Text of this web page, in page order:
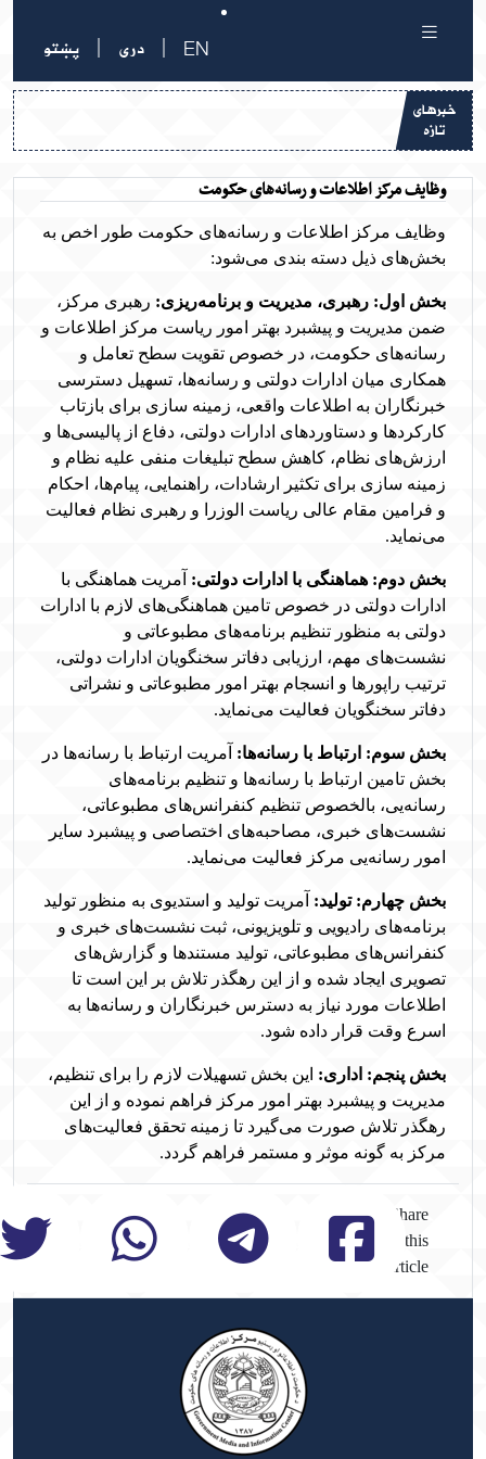
| دری | پښتو
خبرهای
وظایف مرکز اطلاعات و رسانه‌های حکومت
وظایف مرکز اطلاعات و رسانه‌های حکومت طور اخص به
بخش‌های ذیل دسته بندی می‌شود:
بخش اول: رهبری، مدیریت و برنامه‌ریزی:رهبری مرکز،
ضمن مدیریت و پیشبرد بهتر امور ریاست مرکز اطلاعات و
رسانه‌های حکومت،در خصوص تقویت سطح تعامل و
همکاری میان ادارات دولتی و رسانه‌ها، تسهیل دسترسی
خبرنگاران به اطلاعات واقعی، زمینه سازی برای بازتاب
کارکردها و دستاوردهای ادارات دولتی، دفاع از پالیسیها و
ارزش‌های نظام، کاهش سطح تبلیغات منفی علیه نظام و
زمینه سازی برای تکثیر ارشادات، راهنمایی، پیام‌ها، احکام
و فرامین مقام عالی ریاست الوزرا و رهبری نظام فعالیت
می‌نماید.
بخش دوم: هماهنگی با ادارات دولتی:آمریت هماهنگی با
ادارات دولتی در خصوص تامین هماهنگی‌های لازم با ادارات
دولتی به منظور تنظیم برنامه‌های مطبوعاتی و
نشست‌های مهم، ارزیابی دفاتر سخنگویان ادارات دولتی،
ترتیب راپورها و انسجام بهتر امور مطبوعاتی و نشراتی
دفاتر سخنگویان فعالیت می‌نماید.
بخش سوم: ارتباط با رسانه‌ها:آمریت ارتباط با رسانه‌ها در
بخش تامین ارتباط با رسانه‌ها و تنظیم برنامه‌های
رسانه‌یی، بالخصوص تنظیم کنفرانس‌های مطبوعاتی،
نشست‌های خبری، مصاحبه‌های اختصاصی و پیشبرد سایر
امور رسانه‌یی مرکز فعالیت می‌نماید.
بخش چهارم: تولید:آمریت تولید و استدیوی به منظورتولید
برنامه‌های رادیویی و تلویزیونی، ثبت نشست‌های خبری و
کنفرانس‌های مطبوعاتی، تولید مستندها و گزارش‌های
تصویری ایجاد شده و از این رهگذر تلاش بر این است تا
اطلاعات مورد نیاز به دسترس خبرنگاران و رسانه‌ها به
اسرع وقت قرار داده شود.
بخش پنجم: اداری:این بخش تسهیلات لازم را برای تنظیم،
مدیریت و پیشبرد بهتر امور مرکز فراهم نموده و از این
رهگذر تلاش صورت می‌گیرد تا زمینه تحقق فعالیت‌های
مرکز به گونه موثر و مستمر فراهم گردد.
Share
article